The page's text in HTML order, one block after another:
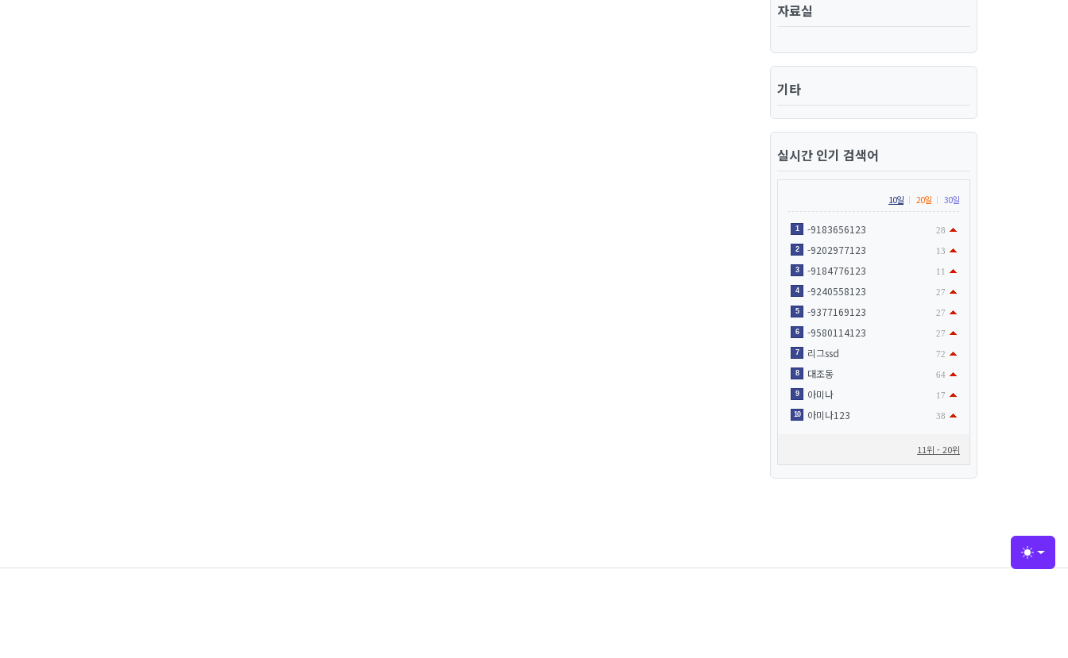
자료실
기타
실시간 인기 검색어
10일 20일 30일
1 -9183656123 28
2 -9202977123 13
3 -9184776123 11
4 -9240558123 27
5 -9377169123 27
6 -9580114123 27
7 리그ssd 72
8 대조동 64
9 아미나 17
10 아미나123 38
11위 - 20위